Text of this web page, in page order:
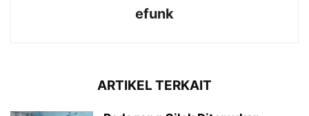
efunk
ARTIKEL TERKAIT